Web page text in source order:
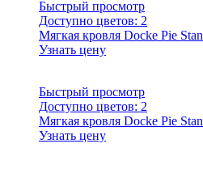
Быстрый просмотр
Доступно цветов: 2
Мягкая кровля Docke Pie
Узнать цену
Быстрый просмотр
Доступно цветов: 2
Мягкая кровля Docke Pie
Узнать цену